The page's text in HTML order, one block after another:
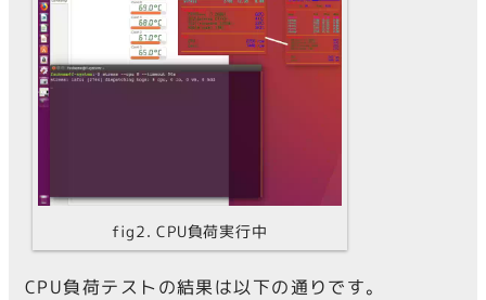
fig2. CPU負荷実行中
CPU負荷テストの結果は以下の通りです。